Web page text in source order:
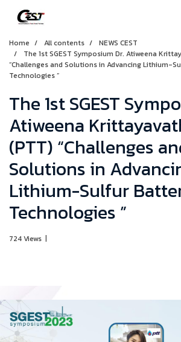
Home All contents
NEWS CEST
The 1st SGEST Symposium Dr. Atiweena
“Challenges and Solutions in Advancing Lithium-
Technologies ”
The 1st SGEST
Atiweena
(PTT) “Challenges
Solutions in
Lithium-Sulfur
Technologies ”
724 Views |